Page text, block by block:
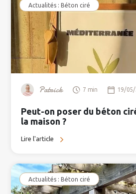
Actualités : Béton ciré
Patrick 7 min 19/05/
Peut-on poser du béton
la maison ?
Lire l'article
Actualités : Béton ciré